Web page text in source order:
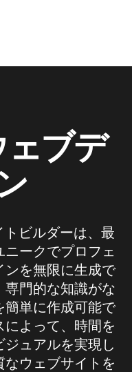
ブデ
トビルダーは、最
ークでプロフェ
ンを無限に生成で
専門的な知識がな
簡単に作成可能で
よって、時間を
ュアルを実現し
なウェブサイトを